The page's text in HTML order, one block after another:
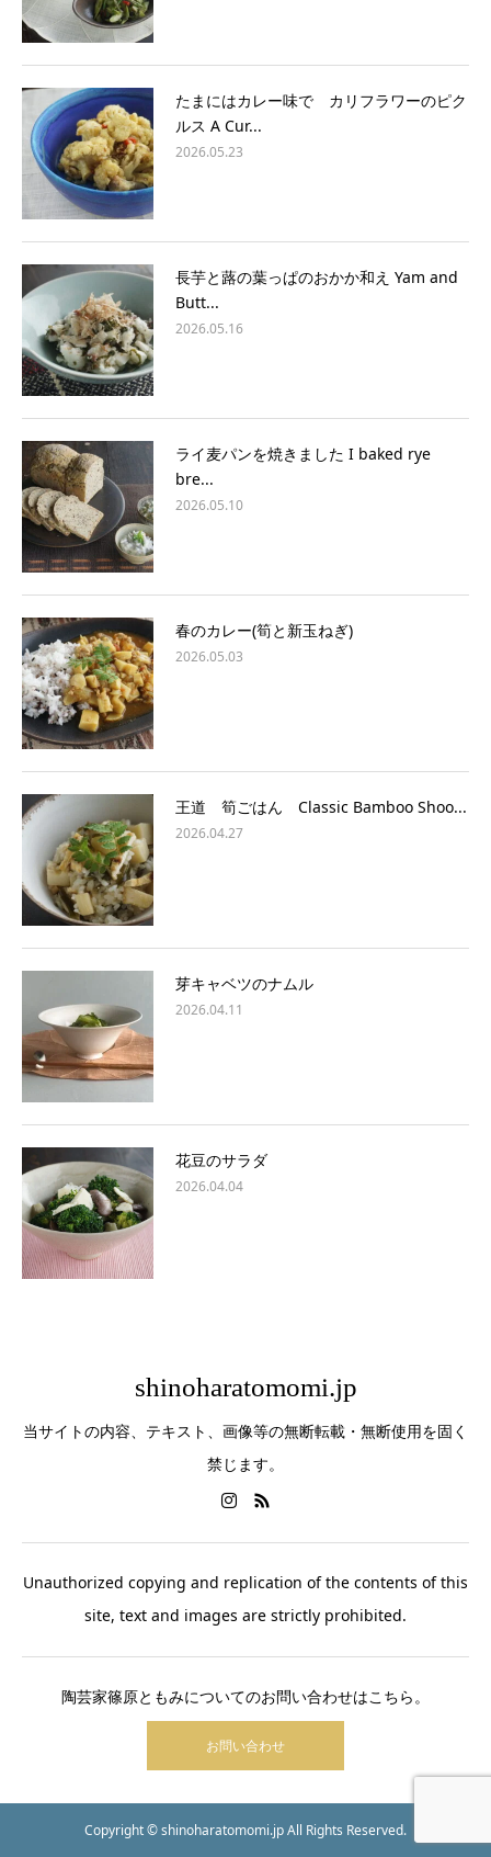
たまにはカレー味で カリフラワーのピク
ルス A Cur...
2026.05.23
長芋と蕗の葉っぱのおかか和え Yam and
Butt...
2026.05.16
ライ麦パンを焼きました I baked rye
bre...
2026.05.10
春のカレー(筍と新玉ねぎ)
2026.05.03
王道 筍ごはん Classic Bamboo Shoo...
2026.04.27
芽キャベツのナムル
2026.04.11
花豆のサラダ
2026.04.04
shinoharatomomi.jp
当サイトの内容、テキスト、画像等の無断転載・無断使用を固く
禁じます。
Unauthorized copying and replication of the contents of this
site, text and images are strictly prohibited.
陶芸家篠原ともみについてのお問い合わせはこちら。
お問い合わせ
Copyright © shinoharatomomi.jp All Rights Reserved.